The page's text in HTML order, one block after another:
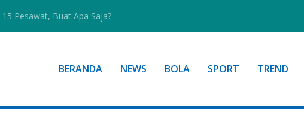
Pesawat, Buat Apa Saja?
BERANDA NEWS BOLA SPORT TREND